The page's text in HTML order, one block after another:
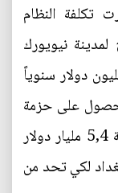
تكلفة النظام
نيويورك
150 مليون دولار لتنصيبه و8 مليون دولار سنوياً
على حزمة
قروض من "صندوق النقد الدولي" بقيمة 5,4 مليار دولار
لكي تحد من